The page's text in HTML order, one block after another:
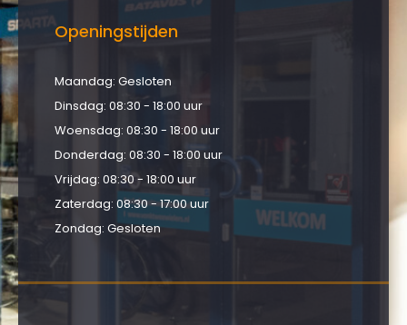
Openingstijden
Maandag: Gesloten
Dinsdag: 08:30 - 18:00 uur
Woensdag: 08:30 - 18:00 uur
Donderdag: 08:30 - 18:00 uur
Vrijdag: 08:30 - 18:00 uur
Zaterdag: 08:30 - 17:00 uur
Zondag: Gesloten